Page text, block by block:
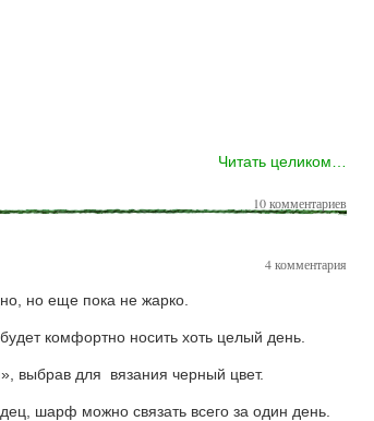
Читать целиком…
10 комментариев
4 комментария
но еще пока не жарко.
комфортно носить хоть целый день.
выбрав для вязания черный цвет.
шарф можно связать всего за один день.